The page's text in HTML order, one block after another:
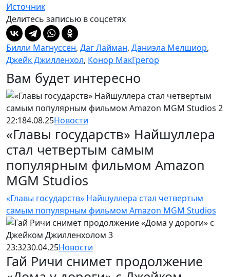
Источник
Делитесь записью в соцсетях
Билли Магнуссен, Даг Лайман, Даниэла Мелшиор,
Джейк Джилленхол, Конор МакГрегор
Вам будет интересно
22:184.08.25Новости
«Главы государств» Найшуллера
стал четвертым самым
популярным фильмом Amazon
MGM Studios
«Главы государств» Найшуллера стал четвертым
самым популярным фильмом Amazon MGM Studios
23:3230.04.25Новости
Гай Ричи снимет продолжение